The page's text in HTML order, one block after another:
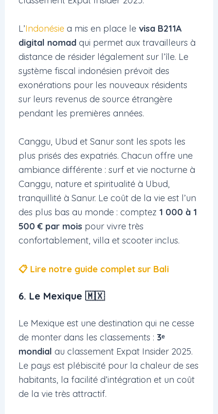
L’Indonésie a mis en place le visa B211A
digital nomad qui permet aux travailleurs à
distance de résider légalement sur l’île. Le
système fiscal indonésien prévoit des
exonérations pour les nouveaux résidents
sur leurs revenus de source étrangère
pendant les premières années.
Canggu, Ubud et Sanur sont les spots les
plus prisés des expatriés. Chacun offre une
ambiance différente : surf et vie nocturne à
Canggu, nature et spiritualité à Ubud,
tranquillité à Sanur. Le coût de la vie est l’un
des plus bas au monde : comptez 1 000 à 1
500 € par mois pour vivre très
confortablement, villa et scooter inclus.
📋 Lire notre guide complet sur Bali
6. Le Mexique 🇲🇽
Le Mexique est une destination qui ne cesse
de monter dans les classements : 3ᵉ
mondial au classement Expat Insider 2025.
Le pays est plébiscité pour la chaleur de ses
habitants, la facilité d’intégration et un coût
de la vie très attractif.